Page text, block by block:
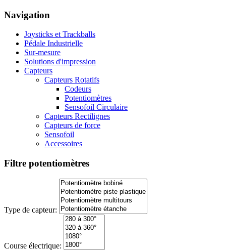
Navigation
Joysticks et Trackballs
Pédale Industrielle
Sur-mesure
Solutions d'impression
Capteurs
Capteurs Rotatifs
Codeurs
Potentiomètres
Sensofoil Circulaire
Capteurs Rectilignes
Capteurs de force
Sensofoil
Accessoires
Filtre potentiomètres
Type de capteur:
Course électrique: